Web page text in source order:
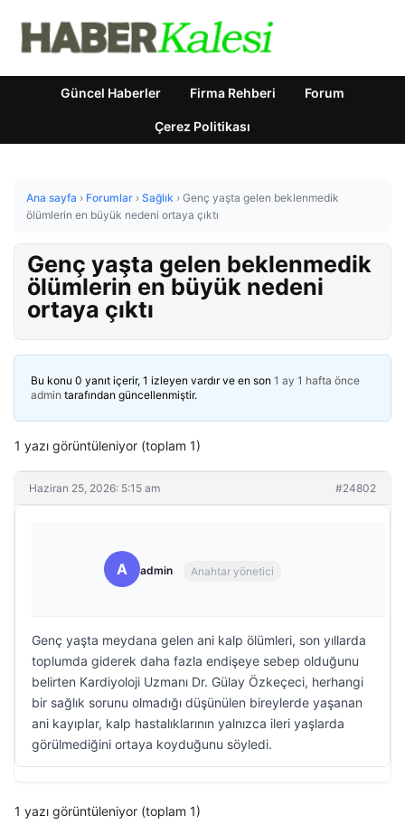
Güncel Haberler Firma Rehberi Forum
Çerez Politikası
Ana sayfa › Forumlar › Sağlık › Genç yaşta gelen beklenmedik
ölümlerin en büyük nedeni ortaya çıktı
Genç yaşta gelen beklenmedik
ölümlerin en büyük nedeni
ortaya çıktı
Bu konu 0 yanıt içerir, 1 izleyen vardır ve en son 1 ay 1 hafta önce
admin tarafından güncellenmiştir.
1 yazı görüntüleniyor (toplam 1)
Haziran 25, 2026: 5:15 am #24802
A admin Anahtar yönetici
Genç yaşta meydana gelen ani kalp ölümleri, son yıllarda
toplumda giderek daha fazla endişeye sebep olduğunu
belirten Kardiyoloji Uzmanı Dr. Gülay Özkeçeci, herhangi
bir sağlık sorunu olmadığı düşünülen bireylerde yaşanan
ani kayıplar, kalp hastalıklarının yalnızca ileri yaşlarda
görülmediğini ortaya koyduğunu söyledi.
1 yazı görüntüleniyor (toplam 1)